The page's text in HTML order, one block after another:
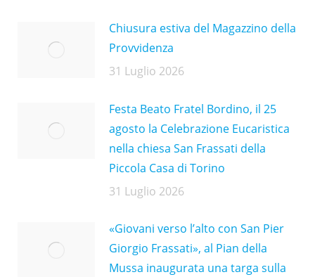
Chiusura estiva del Magazzino della
Provvidenza
31 Luglio 2026
Festa Beato Fratel Bordino, il 25
agosto la Celebrazione Eucaristica
nella chiesa San Frassati della
Piccola Casa di Torino
31 Luglio 2026
«Giovani verso l’alto con San Pier
Giorgio Frassati», al Pian della
Mussa inaugurata una targa sulla